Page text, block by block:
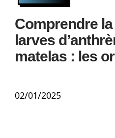
Comprendre
larves
matelas : les
02/01/2025